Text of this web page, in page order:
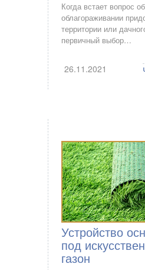
Когда встает вопрос об
облагораживании
территории или
первичный выбор…
26.11.2021
Устройство
под
газон